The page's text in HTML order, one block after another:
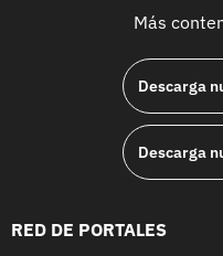
Más
Descarga
Descarga
RED DE PORTALES